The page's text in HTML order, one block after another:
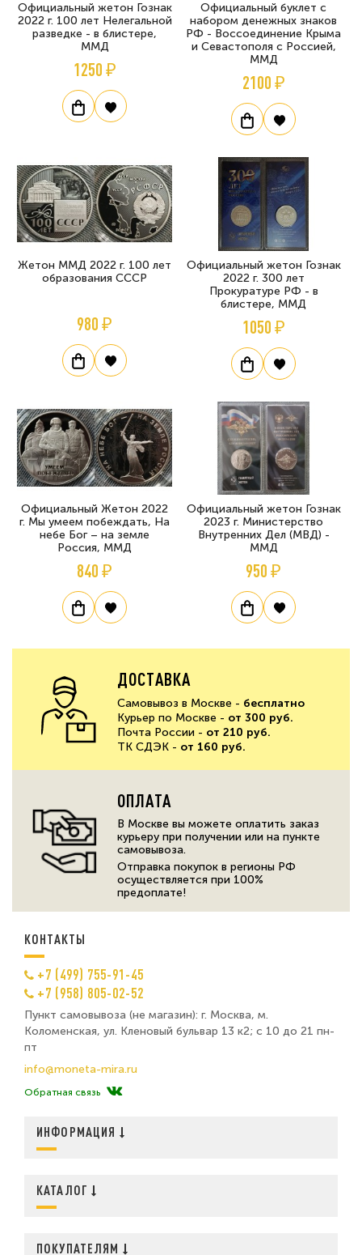
Официальный жетон Гознак
2022 г. 100 лет Нелегальной
разведке - в блистере,
ММД
1250 ₽
Официальный буклет с
набором денежных знаков
РФ - Воссоединение Крыма
и Севастополя с Россией,
ММД
2100 ₽
Жетон ММД 2022 г. 100 лет
образования СССР
980 ₽
Официальный жетон Гознак
2022 г. 300 лет
Прокуратуре РФ - в
блистере, ММД
1050 ₽
Официальный Жетон 2022
г. Мы умеем побеждать, На
небе Бог – на земле
Россия, ММД
840 ₽
Официальный жетон Гознак
2023 г. Министерство
Внутренних Дел (МВД) -
ММД
950 ₽
ДОСТАВКА
Самовывоз в Москве - бесплатно
Курьер по Москве - от 300 руб.
Почта России - от 210 руб.
ТК СДЭК - от 160 руб.
ОПЛАТА
В Москве вы можете оплатить заказ
курьеру при получении или на пункте
самовывоза.
Отправка покупок в регионы РФ
осуществляется при 100%
предоплате!
КОНТАКТЫ
+7 (499) 755-91-45
+7 (958) 805-02-52
Пункт самовывоза (не магазин): г. Москва, м.
Коломенская, ул. Кленовый бульвар 13 к2; с 10 до 21 пн-
пт
info@moneta-mira.ru
Обратная связь
ИНФОРМАЦИЯ
КАТАЛОГ
ПОКУПАТЕЛЯМ